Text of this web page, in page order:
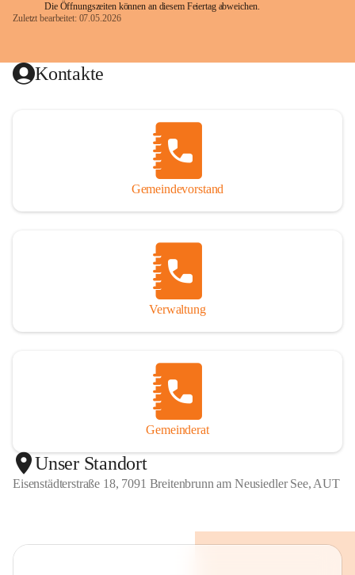
Die Öffnungszeiten können an diesem Feiertag abweichen.
Zuletzt bearbeitet: 07.05.2026
Kontakte
Gemeindevorstand
Verwaltung
Gemeinderat
Unser Standort
Eisenstädterstraße 18, 7091 Breitenbrunn am Neusiedler See, AUT